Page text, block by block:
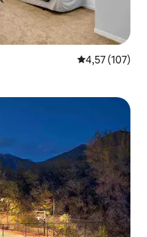
Gemiddelde
4,57 (107)